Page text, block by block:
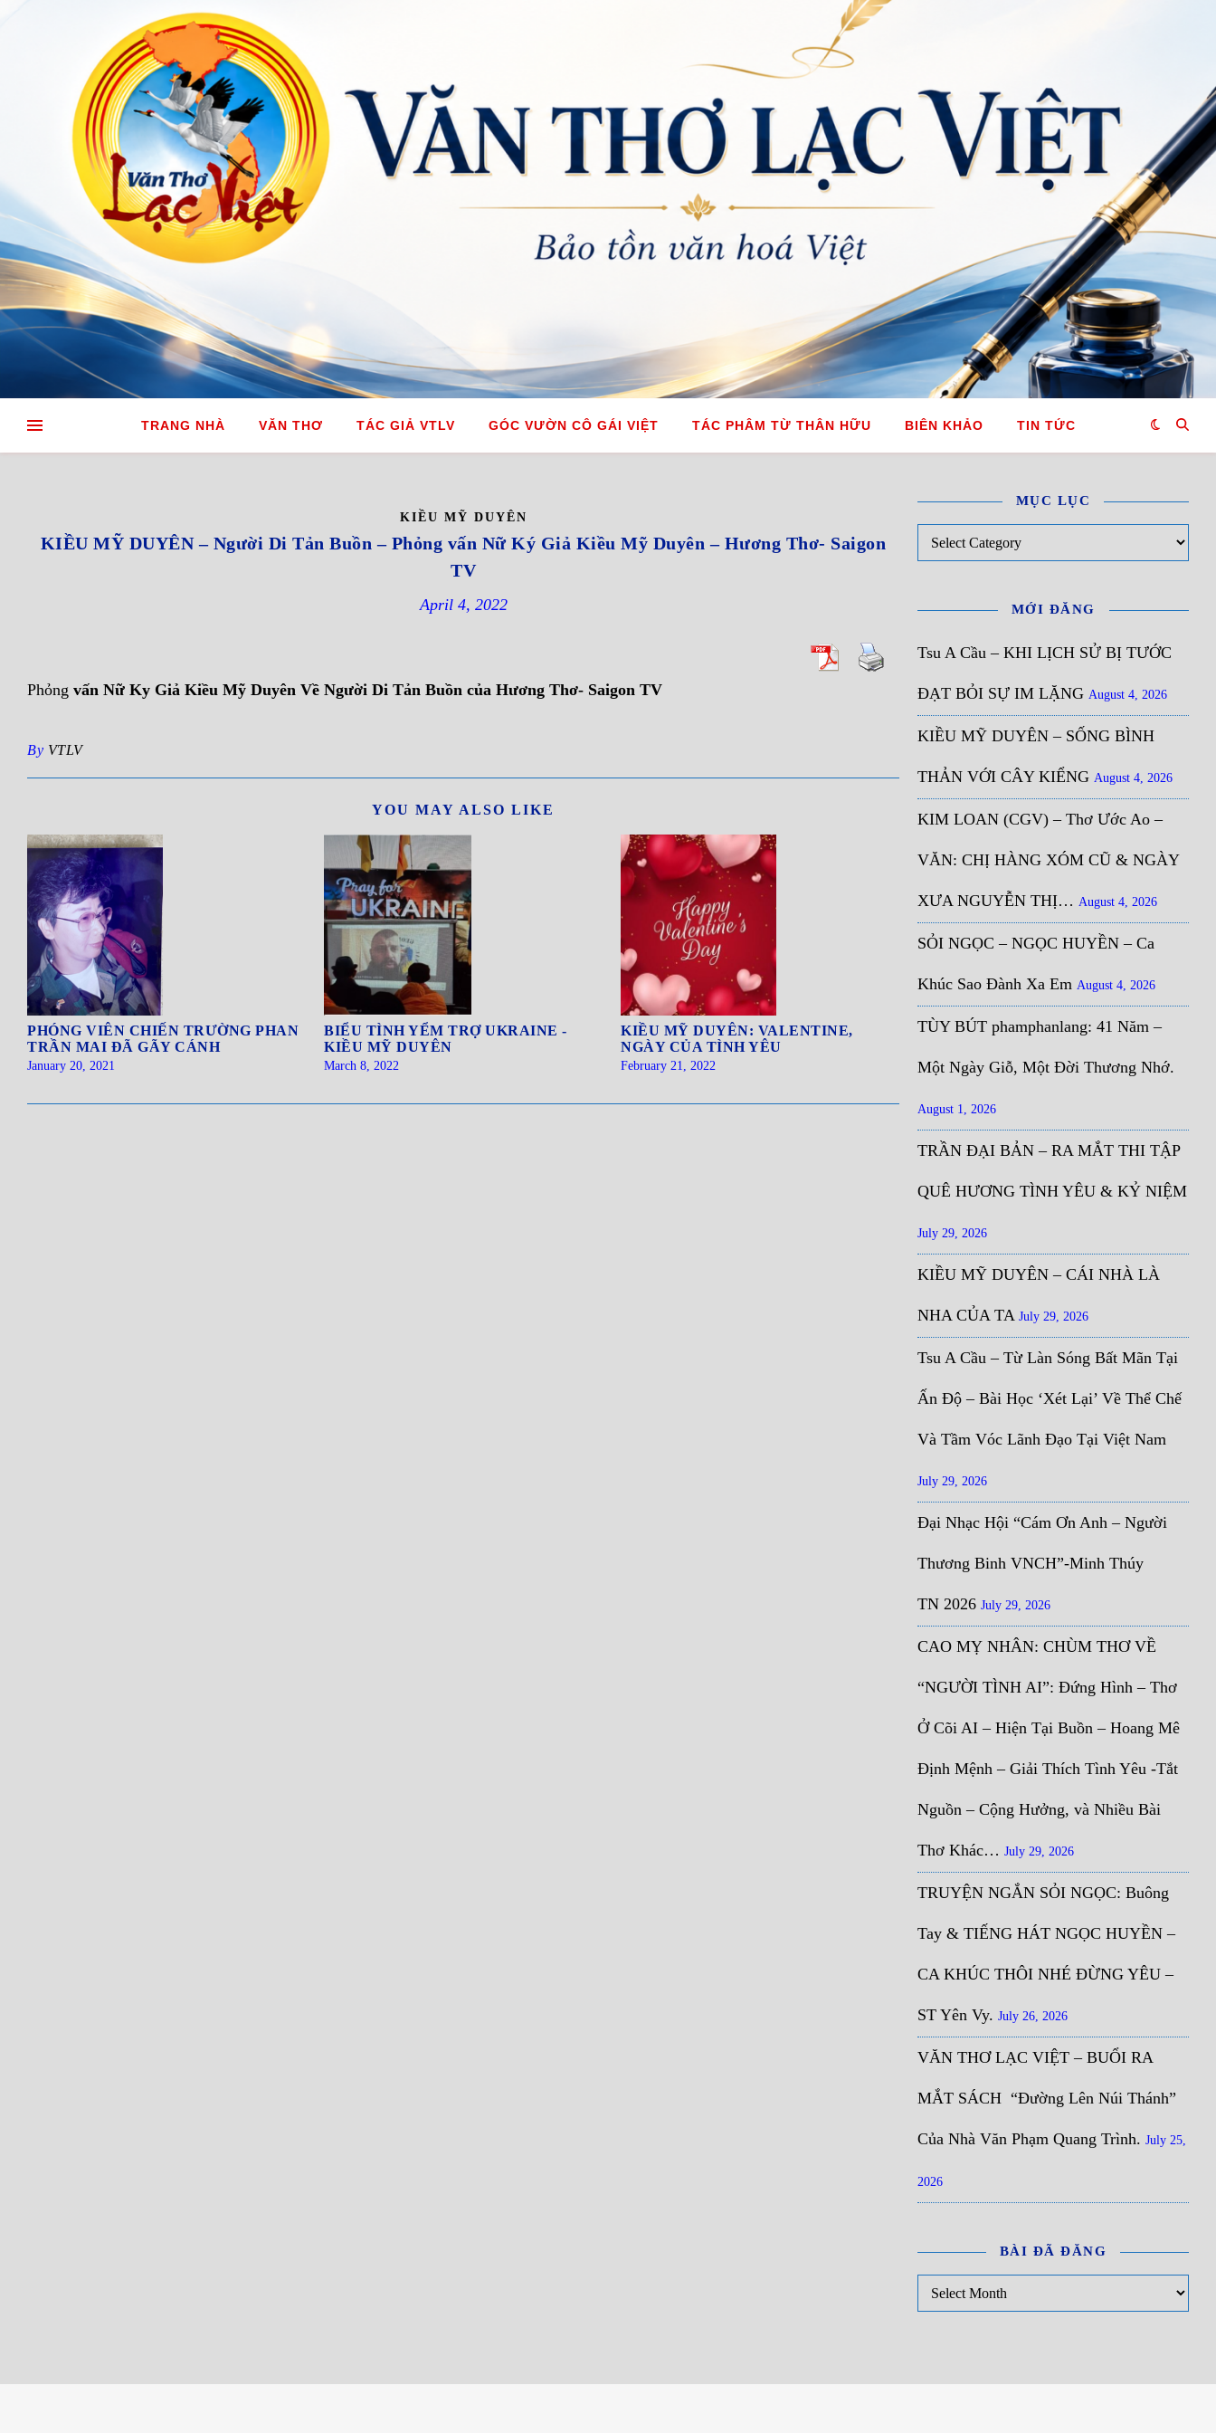
TRANG NHÀ VĂN THƠ TÁC GIẢ VTLV GÓC VƯỜN CÔ GÁI VIỆT TÁC PHÂM TỪ THÂN HỮU BIÊN KHẢO TIN TỨC
KIỀU MỸ DUYÊN
KIỀU MỸ DUYÊN – Người Di Tản Buồn – Phỏng vấn Nữ Ký Giả Kiều Mỹ Duyên – Hương Thơ- Saigon
TV
April 4, 2022
Phỏng vấn Nữ Ky Giả Kiều Mỹ Duyên Về Người Di Tản Buồn của Hương Thơ- Saigon TV
By VTLV
YOU MAY ALSO LIKE
PHÓNG VIÊN CHIẾN TRƯỜNG PHAN
TRẦN MAI ĐÃ GÃY CÁNH
January 20, 2021
BIỂU TÌNH YỂM TRỢ UKRAINE -
KIỀU MỸ DUYÊN
March 8, 2022
KIỀU MỸ DUYÊN: VALENTINE,
NGÀY CỦA TÌNH YÊU
February 21, 2022
MỤC LỤC
MỚI ĐĂNG
Tsu A Cầu – KHI LỊCH SỬ BỊ TƯỚC
ĐẠT BỎI SỰ IM LẶNG August 4, 2026
KIỀU MỸ DUYÊN – SỐNG BÌNH
THẢN VỚI CÂY KIỂNG August 4, 2026
KIM LOAN (CGV) – Thơ Ước Ao –
VĂN: CHỊ HÀNG XÓM CŨ & NGÀY
XƯA NGUYỄN THỊ… August 4, 2026
SỎI NGỌC – NGỌC HUYỀN – Ca
Khúc Sao Đành Xa Em August 4, 2026
TÙY BÚT phamphanlang: 41 Năm –
Một Ngày Giỗ, Một Đời Thương Nhớ.
August 1, 2026
TRẦN ĐẠI BẢN – RA MẮT THI TẬP
QUÊ HƯƠNG TÌNH YÊU & KỶ NIỆM
July 29, 2026
KIỀU MỸ DUYÊN – CÁI NHÀ LÀ
NHA CỦA TA July 29, 2026
Tsu A Cầu – Từ Làn Sóng Bất Mãn Tại
Ấn Độ – Bài Học ‘Xét Lại’ Về Thể Chế
Và Tầm Vóc Lãnh Đạo Tại Việt Nam
July 29, 2026
Đại Nhạc Hội “Cám Ơn Anh – Người
Thương Binh VNCH”-Minh Thúy
TN 2026 July 29, 2026
CAO MỴ NHÂN: CHÙM THƠ VỀ
“NGƯỜI TÌNH AI”: Đứng Hình – Thơ
Ở Cõi AI – Hiện Tại Buồn – Hoang Mê
Định Mệnh – Giải Thích Tình Yêu -Tắt
Nguồn – Cộng Hưởng, và Nhiều Bài
Thơ Khác… July 29, 2026
TRUYỆN NGẮN SỎI NGỌC: Buông
Tay & TIẾNG HÁT NGỌC HUYỀN –
CA KHÚC THÔI NHÉ ĐỪNG YÊU –
ST Yên Vy. July 26, 2026
VĂN THƠ LẠC VIỆT – BUỔI RA
MẮT SÁCH “Đường Lên Núi Thánh”
Của Nhà Văn Phạm Quang Trình. July 25,
2026
BÀI ĐÃ ĐĂNG